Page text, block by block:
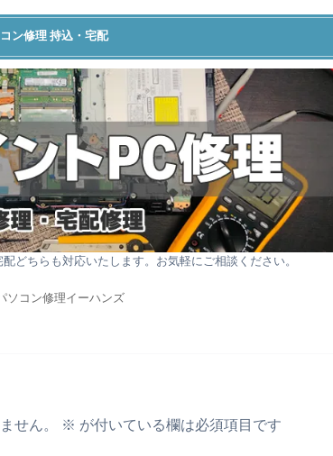
ン修理 持込・宅配
どちらも対応いたします。お気軽にご相談ください。
ソコン修理イーハンズ
せん。 ※ が付いている欄は必須項目です